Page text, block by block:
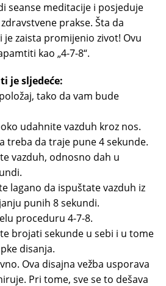
seanse meditacije i posjeduje
prakse. Šta da
je zaista promijenio zivot! Ovu
kao „4-7-8“.
je sljedeće:
tako da vam bude
udahnite vazduh kroz nos.
treba da traje pune 4 sekunde.
vazduh, odnosno dah u
lagano da ispuštate vazduh iz
punih 8 sekundi.
proceduru 4-7-8.
brojati sekunde u sebi i u tome
disanja.
Ova disajna vežba usporava
Pri tome, sve se to dešava